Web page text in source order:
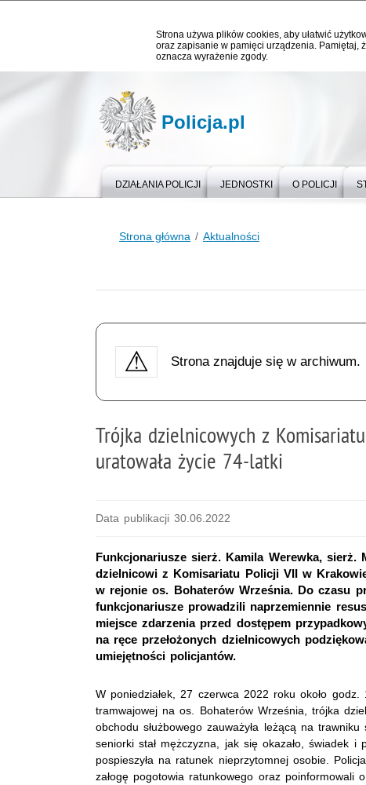
Strona używa plików cookies, aby ułatwić
oraz zapisanie w pamięci urządzenia. Pamiętaj,
oznacza wyrażenie zgody.
Policja.pl
DZIAŁANIA POLICJI JEDNOSTKI O POLICJI
Strona główna Aktualności
Strona znajduje się w archiwum.
Trójka dzielnicowych z
uratowała życie 74-latki
Data publikacji 30.06.2022
Funkcjonariusze sierż. Kamila Werewka, sierż.
dzielnicowi z Komisariatu Policji VII w
w rejonie os. Bohaterów Września. Do czasu
funkcjonariusze prowadzili naprzemiennie
miejsce zdarzenia przed dostępem
na ręce przełożonych dzielnicowych
umiejętności policjantów.
W poniedziałek, 27 czerwca 2022 roku około
tramwajowej na os. Bohaterów Września, trójka
obchodu służbowego zauważyła leżącą na
seniorki stał mężczyzna, jak się okazało, świadek i
pospieszyła na ratunek nieprzytomnej osobie.
załogę pogotowia ratunkowego oraz poinformowali